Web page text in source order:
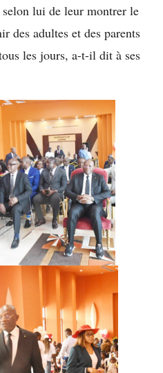
lui de leur montrer le
des adultes et des parents
les jours, a-t-il dit à ses